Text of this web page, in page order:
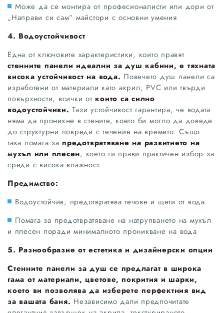
Може да се монтира от професионалисти или дори от
„Направи си сам“ майстори с основни умения
4. Водоустойчивост
Една от ключовите характеристики, които правят
стенните панели идеални за душ кабини, е тяхната
висока устойчивост на вода. Повечето душ панели са
изработени от материали като акрил, PVC или твърди
повърхности, всички откоито са силно
водоустойчиви. Тази устойчивост гарантира, че водата
няма да проникне в стените, което би могло да доведе
до структурни повреди с течение на времето. Също
така помага запредотвратяване на развитието на
мухъл или плесен, което ги прави практичен избор за
среди с висока влажност.
Предимство:
Водоустойчив, предотвратява течове и щети от вода
Помага за предотвратяване на натрупването на мухъл
и плесен поради минималното проникване на вода
5. Разнообразие от естетика и дизайнерски опции
Стенните панели за душ се предлагат в широка
гама от материали, цветове, покрития и шарки,
което ви позволява да изберете перфектния вид
за вашата баня. Независимо дали предпочитате